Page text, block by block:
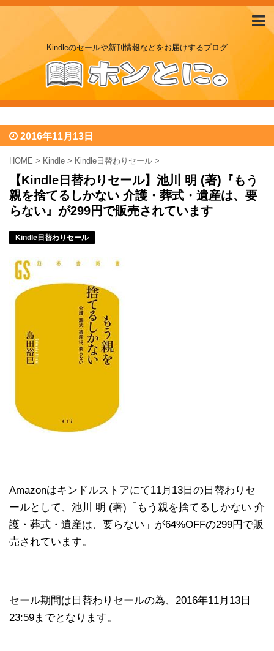
Kindleのセールや新刊情報などをお届けするブログ
2016年11月13日
HOME > Kindle > Kindle日替わりセール >
【Kindle日替わりセール】池川 明 (著)『もう
親を捨てるしかない 介護・葬式・遺産は、要
らない』が299円で販売されています
Kindle日替わりセール
Amazonはキンドルストアにて11月13日の日替わりセ
ールとして、池川 明 (著)「もう親を捨てるしかない 介
護・葬式・遺産は、要らない」が64%OFFの299円で販
売されています。
セール期間は日替わりセールの為、2016年11月13日
23:59までとなります。